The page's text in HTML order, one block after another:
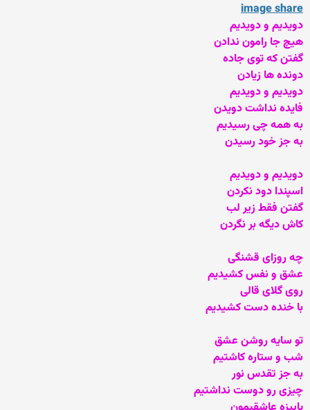
image share
دویدیم و دویدیم
هیچ جا رامون ندادن
گفتن که توی جاده
دونده ها زیادن
دویدیم و دویدیم
فایده نداشت دویدن
به همه چی رسیدیم‏
به جز خود رسیدن
دویدیم و دویدیم
اسپندا دود نکردن
گفتن فقط زیر لب ‏
کاش دیگه بر نگردن
چه روزای قشنگی
عشق و نفس کشیدیم
روی گلای قالی ‏
با خنده دست کشیدیم
تو سایه روشن عشق
شب و ستاره کاشتیم
به جز تقدس نور
چیزی رو دوست نداشتیم